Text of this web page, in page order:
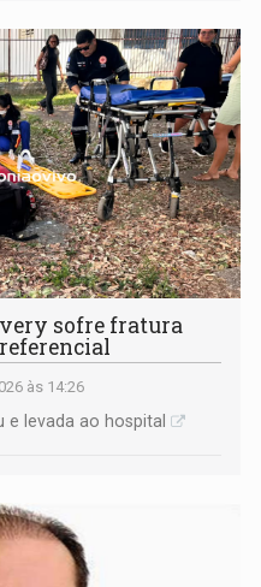
sofre fratura
às 14:26
levada ao hospital